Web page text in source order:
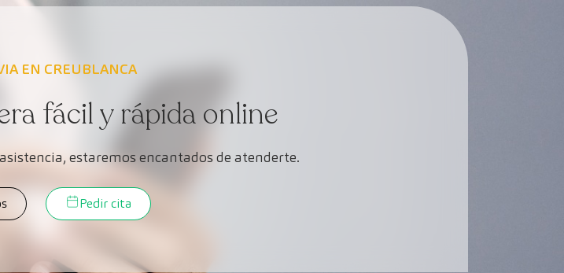
EN CREUBLANCA
fácil y rápida online
estaremos encantados de atenderte.
Pedir cita